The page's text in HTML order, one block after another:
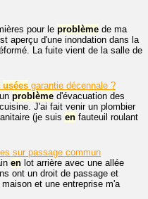
pour le problème de ma
aperçu d'une inondation dans la
La fuite vient de la salle de
usées garantie décennale ?
problème d'évacuation des
J'ai fait venir un plombier
(je suis en fauteuil roulant
sur passage commun
en lot arrière avec une allée
ont un droit de passage et
et une entreprise m'a